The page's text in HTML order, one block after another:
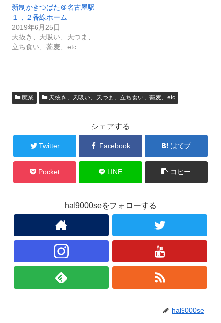
新制かきつばた＠名古屋駅
１，２番線ホーム
2019年6月25日
天抜き、天吸い、天つま、
立ち食い、蕎麦、etc
廃業 天抜き、天吸い、天つま、立ち食い、蕎麦、etc
シェアする
Twitter Facebook はてブ
Pocket LINE コピー
hal9000seをフォローする
hal9000se